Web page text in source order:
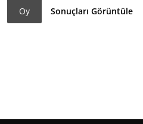
Oy Sonuçları Görüntüle